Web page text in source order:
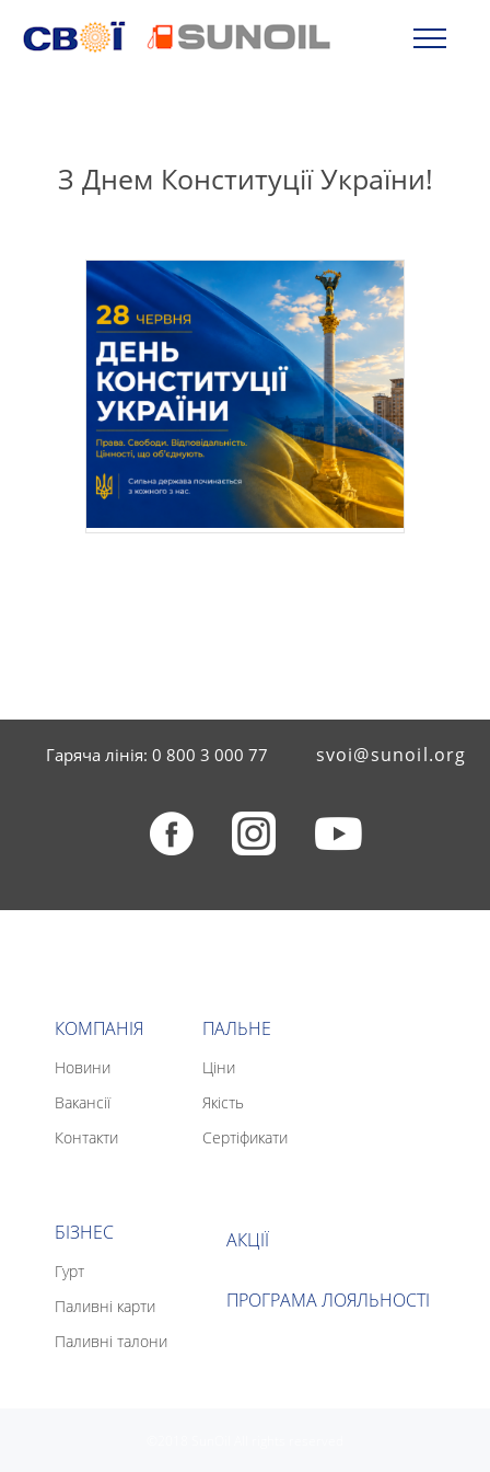
З Днем Конституції України!
Гаряча лінія: 0 800 3 000 77 svoi@sunoil.org
КОМПАНІЯ
Новини
Вакансії
Контакти
ПАЛЬНЕ
Ціни
Якість
Сертіфикати
БІЗНЕС
Гурт
Паливні карти
Паливні талони
АКЦІЇ
ПРОГРАМА ЛОЯЛЬНОСТІ